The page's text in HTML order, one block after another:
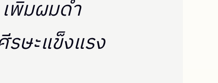
เพิ่มผมดำ
ษะแข็งแรง